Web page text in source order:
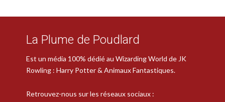
La Plume de Poudlard
Est un média 100% dédié au Wizarding World de JK
Rowling : Harry Potter & Animaux Fantastiques.
Retrouvez-nous sur les réseaux sociaux :